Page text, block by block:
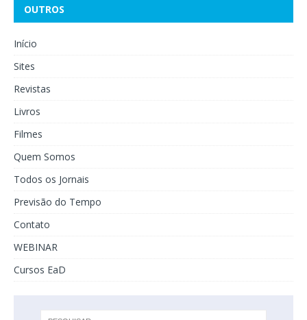
OUTROS
Início
Sites
Revistas
Livros
Filmes
Quem Somos
Todos os Jornais
Previsão do Tempo
Contato
WEBINAR
Cursos EaD